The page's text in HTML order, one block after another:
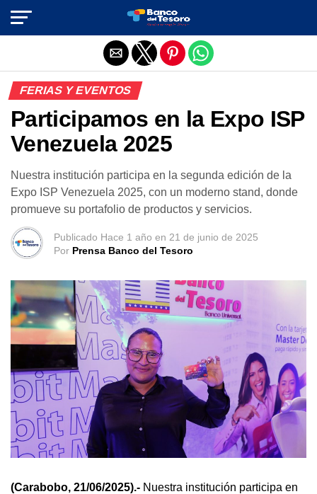
FERIAS Y EVENTOS
Participamos en la Expo ISP
Venezuela 2025
Nuestra institución participa en la segunda edición de la
Expo ISP Venezuela 2025, con un moderno stand, donde
promueve su portafolio de productos y servicios.
Publicado Hace 1 año en 21 de junio de 2025
Por Prensa Banco del Tesoro
(Carabobo, 21/06/2025).- Nuestra institución participa en
Salir de la versión móvil